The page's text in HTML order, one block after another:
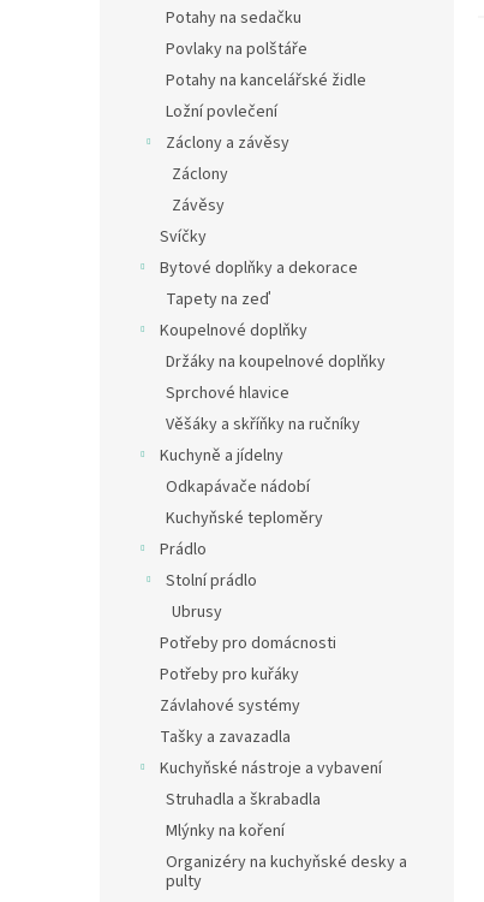
Potahy na sedačku
Povlaky na polštáře
Potahy na kancelářské židle
Ložní povlečení
Záclony a závěsy
Záclony
Závěsy
Svíčky
Bytové doplňky a dekorace
Tapety na zeď
Koupelnové doplňky
Držáky na koupelnové doplňky
Sprchové hlavice
Věšáky a skříňky na ručníky
Kuchyně a jídelny
Odkapávače nádobí
Kuchyňské teploměry
Prádlo
Stolní prádlo
Ubrusy
Potřeby pro domácnosti
Potřeby pro kuřáky
Závlahové systémy
Tašky a zavazadla
Kuchyňské nástroje a vybavení
Struhadla a škrabadla
Mlýnky na koření
Organizéry na kuchyňské desky a
pulty